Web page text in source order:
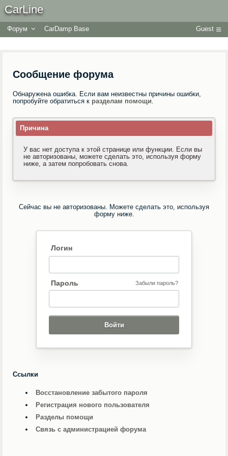
CarLine
Форум CarDamp Base Guest
Сообщение форума
Обнаружена ошибка. Если вам неизвестны причины ошибки,
попробуйте обратиться к разделам помощи.
Причина
У вас нет доступа к этой странице или функции. Если вы
не авторизованы, можете сделать это, используя форму
ниже, а затем попробовать снова.
Сейчас вы не авторизованы. Можете сделать это, используя
форму ниже.
Логин
Пароль Забыли пароль?
Ссылки
Восстановление забытого пароля
Регистрация нового пользователя
Разделы помощи
Связь с администрацией форума